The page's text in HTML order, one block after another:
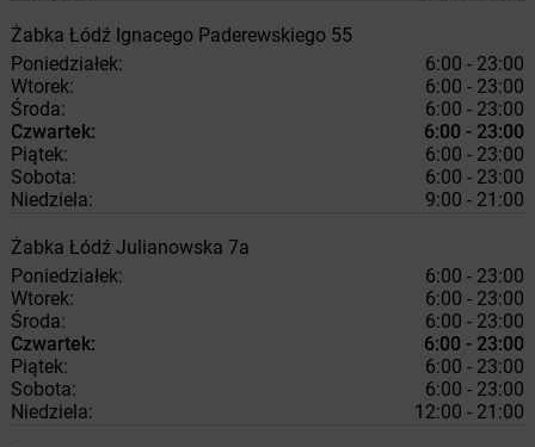
Żabka Łódź Ignacego Paderewskiego 55
Poniedziałek:
6:00 - 23:00
Wtorek:
6:00 - 23:00
Środa:
6:00 - 23:00
Czwartek:
6:00 - 23:00
Piątek:
6:00 - 23:00
Sobota:
6:00 - 23:00
Niedziela:
9:00 - 21:00
Żabka Łódź Julianowska 7a
Poniedziałek:
6:00 - 23:00
Wtorek:
6:00 - 23:00
Środa:
6:00 - 23:00
Czwartek:
6:00 - 23:00
Piątek:
6:00 - 23:00
Sobota:
6:00 - 23:00
Niedziela:
12:00 - 21:00